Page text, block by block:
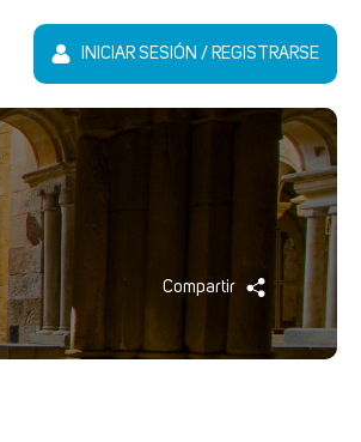
INICIAR SESIÓN / REGISTRARSE
Compartir